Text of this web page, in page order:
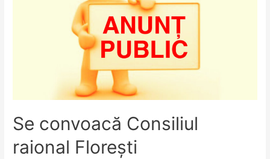
Se convoacă Consiliul
raional Florești